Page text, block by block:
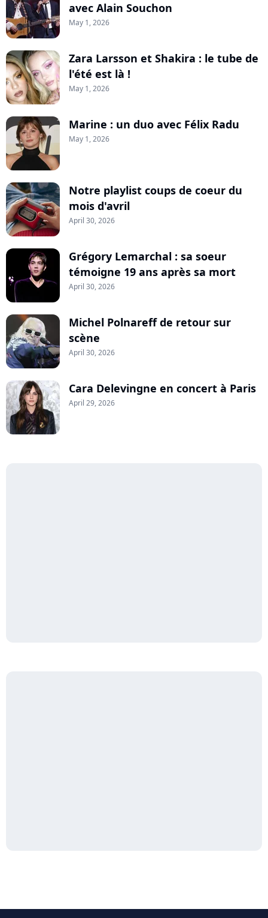
avec Alain Souchon
May 1, 2026
Zara Larsson et Shakira : le tube de
l'été est là !
May 1, 2026
Marine : un duo avec Félix Radu
May 1, 2026
Notre playlist coups de coeur du
mois d'avril
April 30, 2026
Grégory Lemarchal : sa soeur
témoigne 19 ans après sa mort
April 30, 2026
Michel Polnareff de retour sur
scène
April 30, 2026
Cara Delevingne en concert à Paris
April 29, 2026